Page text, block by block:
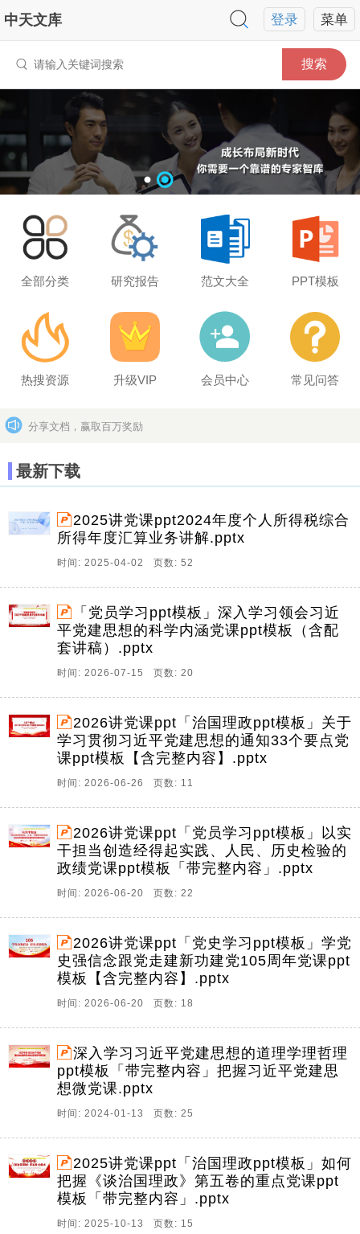
菜单
登录
中天文库
搜索
全部分类 研究报告 范文大全 PPT模板
热搜资源 升级VIP 会员中心 常见问答
分享文档，赢取百万奖励
最新下载
2025讲党课ppt2024年度个人所得税综合
所得年度汇算业务讲解.pptx
时间: 2025-04-02 页数: 52
「党员学习ppt模板」深入学习领会习近
平党建思想的科学内涵党课ppt模板（含配
套讲稿）.pptx
时间: 2026-07-15 页数: 20
2026讲党课ppt「治国理政ppt模板」关于
学习贯彻习近平党建思想的通知33个要点党
课ppt模板【含完整内容】.pptx
时间: 2026-06-26 页数: 11
2026讲党课ppt「党员学习ppt模板」以实
干担当创造经得起实践、人民、历史检验的
政绩党课ppt模板「带完整内容」.pptx
时间: 2026-06-20 页数: 22
2026讲党课ppt「党史学习ppt模板」学党
史强信念跟党走建新功建党105周年党课ppt
模板【含完整内容】.pptx
时间: 2026-06-20 页数: 18
深入学习习近平党建思想的道理学理哲理
ppt模板「带完整内容」把握习近平党建思
想微党课.pptx
时间: 2024-01-13 页数: 25
2025讲党课ppt「治国理政ppt模板」如何
把握《谈治国理政》第五卷的重点党课ppt
模板「带完整内容」.pptx
时间: 2025-10-13 页数: 15